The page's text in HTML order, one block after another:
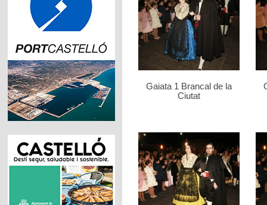
Gaiata 1 Brancal de la
Ciutat